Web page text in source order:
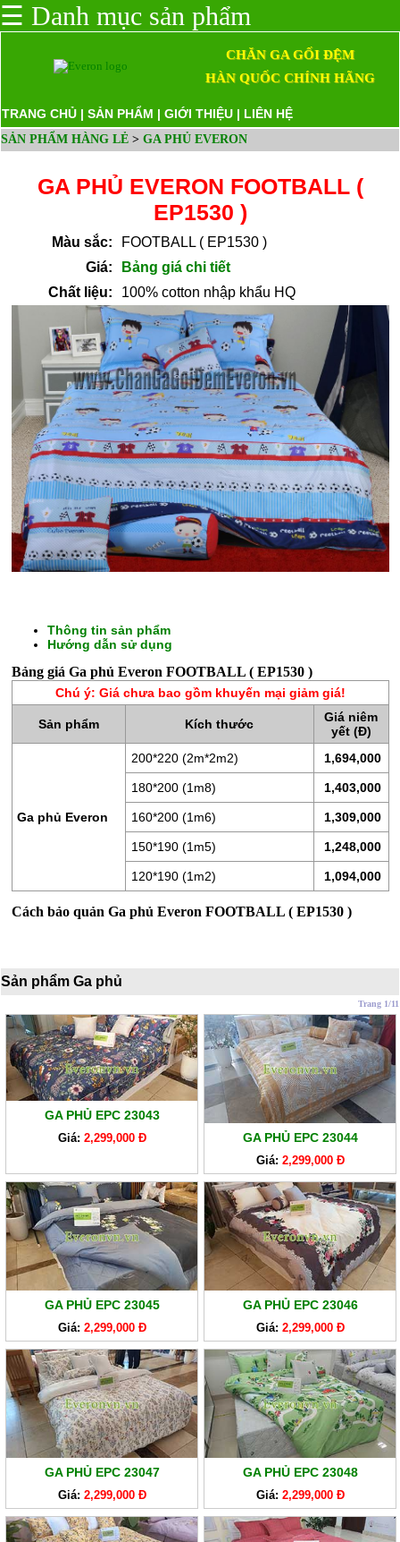
CHĂN
GỐI
ĐỆM
BÔNG
LÒ
RUỘT
BỘ
CAO
CẤP
ARTEMIS
SẢN
PHẨM
CHĂN
GA
EVERONLITE
SẢN
PHẨM
HÀNG
SẢN
PHẨM
KHÁC
☰ Danh mục sản phẩm
CHĂN GA GỐI ĐỆM
HÀN QUỐC CHÍNH HÃNG
TRANG CHỦ | SẢN PHẨM | GIỚI THIỆU | LIÊN HỆ
SẢN PHẨM HÀNG LẺ > GA PHỦ EVERON
GA PHỦ EVERON FOOTBALL (
EP1530 )
Màu sắc:
FOOTBALL ( EP1530 )
Giá:
Bảng giá chi tiết
Chất liệu:
100% cotton nhập khẩu HQ
Thông tin sản phẩm
Hướng dẫn sử dụng
Bảng giá Ga phủ Everon FOOTBALL ( EP1530 )
Chú ý: Giá chưa bao gồm khuyến mại giảm giá!
Sản phẩm Kích thước
Giá niêm
yết (Đ)
Ga phủ Everon
200*220 (2m*2m2) 1,694,000
180*200 (1m8) 1,403,000
160*200 (1m6) 1,309,000
150*190 (1m5) 1,248,000
120*190 (1m2) 1,094,000
Cách bảo quản Ga phủ Everon FOOTBALL ( EP1530 )
Sản phẩm Ga phủ
Trang 1/11
GA PHỦ EPC 23043
Giá: 2,299,000 Đ GA PHỦ EPC 23044
Giá: 2,299,000 Đ
GA PHỦ EPC 23045
Giá: 2,299,000 Đ
GA PHỦ EPC 23046
Giá: 2,299,000 Đ
GA PHỦ EPC 23047
Giá: 2,299,000 Đ
GA PHỦ EPC 23048
Giá: 2,299,000 Đ